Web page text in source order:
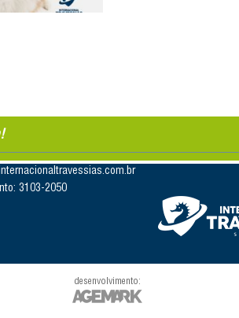
3103-2050
desenvolvimento: